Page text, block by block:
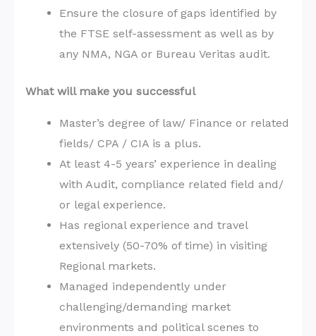
Ensure the closure of gaps identified by
the FTSE self-assessment as well as by
any NMA, NGA or Bureau Veritas audit.
What will make you successful
Master’s degree of law/ Finance or related
fields/ CPA / CIA is a plus.
At least 4-5 years’ experience in dealing
with Audit, compliance related field and/
or legal experience.
Has regional experience and travel
extensively (50-70% of time) in visiting
Regional markets.
Managed independently under
challenging/demanding market
environments and political scenes to